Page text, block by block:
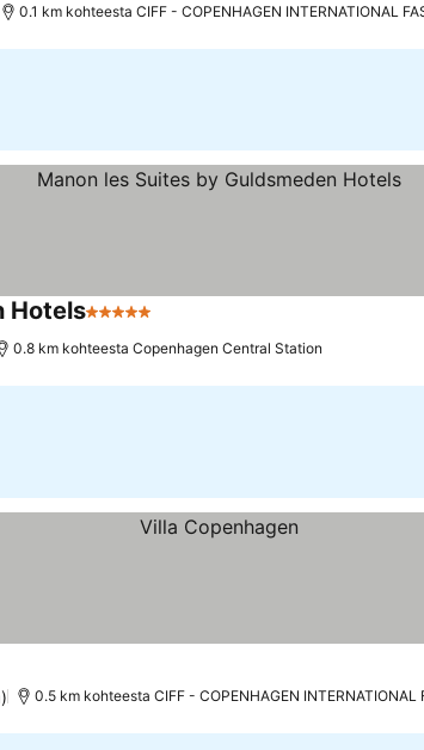
0.1 km kohteesta CIFF - COPENHAGEN INTERNATIONAL
Hotels5 Tähtiluokitus
0.8 km kohteesta Copenhagen Central Station
0.5 km kohteesta CIFF - COPENHAGEN INTERNATIONAL